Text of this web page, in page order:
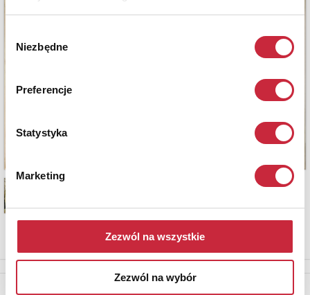
zgody
Niezbędne
Preferencje
Statystyka
Marketing
Zezwól na wszystkie
Zezwól na wybór